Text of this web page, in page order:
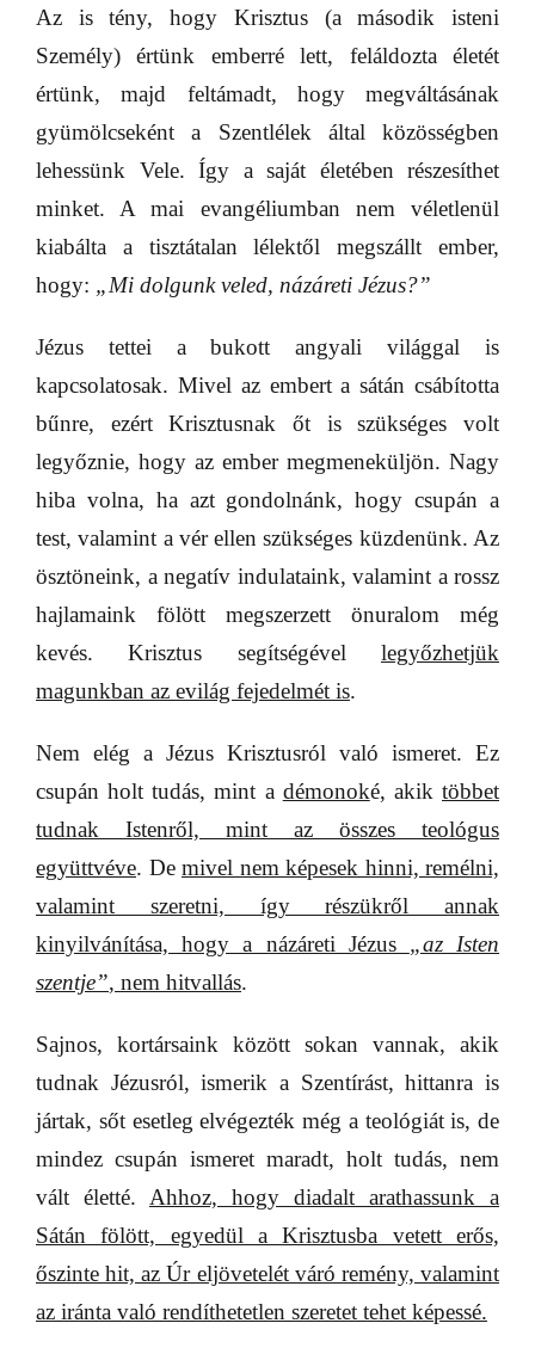
Az is tény, hogy Krisztus (a második isteni
Személy) értünk emberré lett, feláldozta életét
értünk, majd feltámadt, hogy megváltásának
gyümölcseként a Szentlélek által közösségben
lehessünk Vele. Így a saját életében részesíthet
minket. A mai evangéliumban nem véletlenül
kiabálta a tisztátalan lélektől megszállt ember,
hogy: „Mi dolgunk veled, názáreti Jézus?”
Jézus tettei a bukott angyali világgal is
kapcsolatosak. Mivel az embert a sátán csábította
bűnre, ezért Krisztusnak őt is szükséges volt
legyőznie, hogy az ember megmeneküljön. Nagy
hiba volna, ha azt gondolnánk, hogy csupán a
test, valamint a vér ellen szükséges küzdenünk. Az
ösztöneink, a negatív indulataink, valamint a rossz
hajlamaink fölött megszerzett önuralom még
kevés. Krisztus segítségével legyőzhetjük
magunkban az evilág fejedelmét is.
Nem elég a Jézus Krisztusról való ismeret. Ez
csupán holt tudás, mint a démonoké, akiktöbbet
tudnak Istenről, mint az összes teológus
együttvéve. De mivel nem képesek hinni, remélni,
valamint szeretni, így részükről annak
kinyilvánítása, hogy a názáreti Jézus „az Isten
szentje”, nem hitvallás.
Sajnos, kortársaink között sokan vannak, akik
tudnak Jézusról, ismerik a Szentírást, hittanra is
jártak, sőt esetleg elvégezték még a teológiát is, de
mindez csupán ismeret maradt, holt tudás, nem
vált életté. Ahhoz, hogy diadalt arathassunk a
Sátán fölött, egyedül a Krisztusba vetett erős,
őszinte hit, az Úr eljövetelét váró remény, valamint
az iránta való rendíthetetlen szeretet tehet képessé.